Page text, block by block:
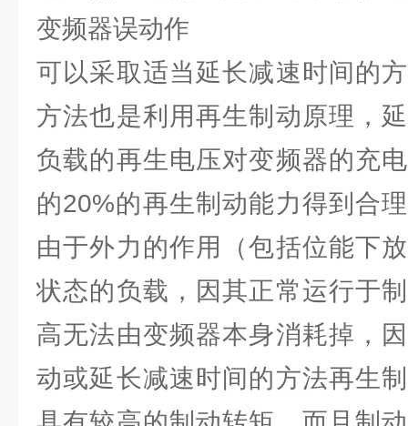
变频器误动作
可以采取适当延长减速时间的
方法也是利用再生制动原理，
负载的再生电压对变频器的充
的20%的再生制动能力得到合
由于外力的作用（包括位能下
状态的负载，因其正常运行于
高无法由变频器本身消耗掉，
动或延长减速时间的方法再生